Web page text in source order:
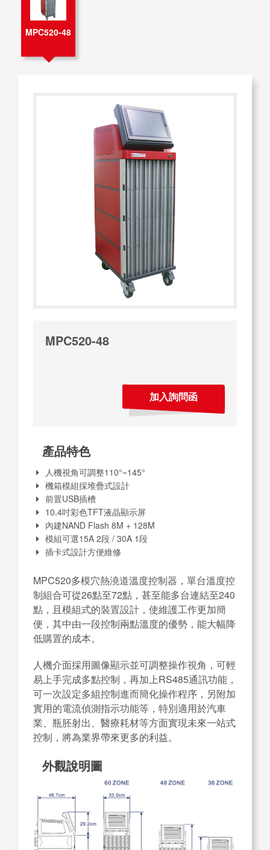
MPC520-48
MPC520-48
加入詢問函
產品特色
人機視角可調整110°~145°
機箱模組採堆疊式設計
前置USB插槽
10.4吋彩色TFT液晶顯示屏
內建NAND Flash 8M + 128M
模組可選15A 2段 / 30A 1段
插卡式設計方便維修
MPC520多模穴熱澆道溫度控制器，單台溫度控
制組合可從26點至72點，甚至能多台連結至240
點，且模組式的裝置設計，使維護工作更加簡
便，其中由一段控制兩點溫度的優勢，能大幅降
低購置的成本。
人機介面採用圖像顯示並可調整操作視角，可輕
易上手完成多點控制，再加上RS485通訊功能，
可一次設定多組控制進而簡化操作程序，另附加
實用的電流偵測指示功能等，特別適用於汽車
業、瓶胚射出、醫療耗材等方面實現未來一站式
控制，將為業界帶來更多的利益。
外觀說明圖